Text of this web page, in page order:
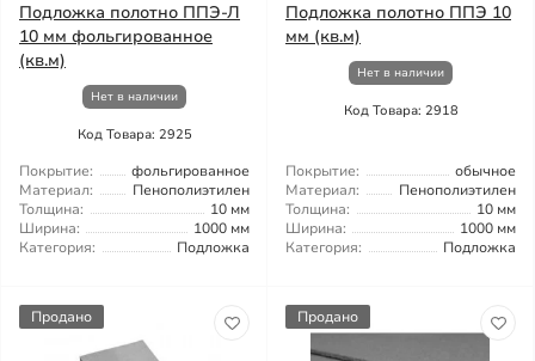
Подложка полотно ППЭ-Л
10 мм фольгированное
(кв.м)
Нет в наличии
Код Товара: 2925
Покрытие:
фольгированное
Материал:
Пенополиэтилен
Толщина:
10 мм
Ширина:
1000 мм
Категория:
Подложка
Подложка полотно ППЭ 10
мм (кв.м)
Нет в наличии
Код Товара: 2918
Покрытие:
обычное
Материал:
Пенополиэтилен
Толщина:
10 мм
Ширина:
1000 мм
Категория:
Подложка
Продано Продано